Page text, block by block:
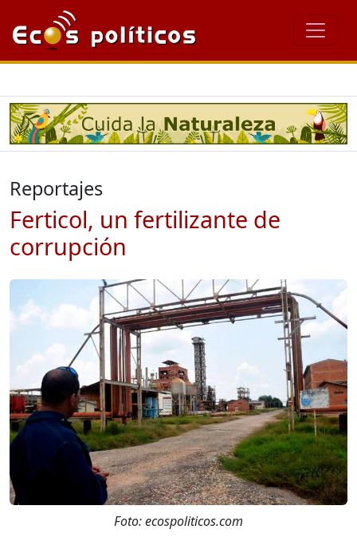
Reportajes
Ferticol, un fertilizante de
corrupción
Foto: ecospoliticos.com